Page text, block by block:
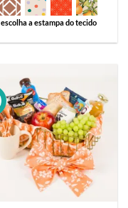
escolha a estampa do tecido